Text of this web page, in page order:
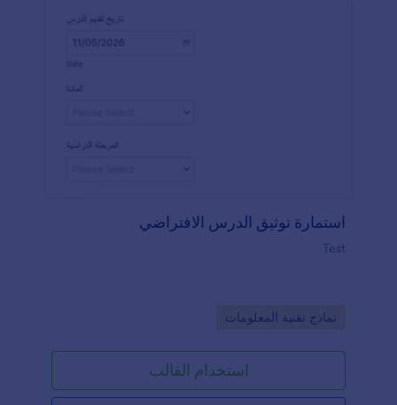
استمارة توثيق الدرس الافتراضي
Test
Go to Category:
نماذج تقنية المعلومات
استخدام القالب